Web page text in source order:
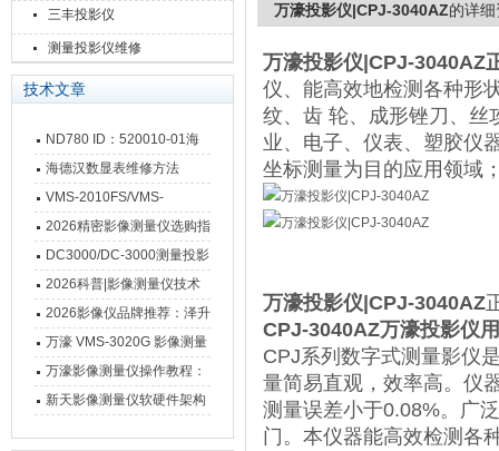
三丰投影仪
测量投影仪维修
技术文章
ND780 ID：520010-01海
德汉数显表故障维修内容
海德汉数显表维修方法
VMS-2010FS/VMS-
3020FS/VMS-4030FS手动
影像测量仪技术参数
2026精密影像测量仪选购指
南 靠谱品牌一站式选型推荐
DC3000/DC-3000测量投影
仪万濠数据处理器数显表故
障维修方法
2026科普|影像测量仪技术
原理、分类及选型应用
2026影像仪品牌推荐：泽升
影像测量仪选型指南
万濠 VMS-3020G 影像测量
仪技术规格与应用解析
万濠影像测量仪操作教程：
从开机到出报告，新手也能
新天影像测量仪软硬件架构
万濠投影仪|CPJ-3040AZ的详
万濠投影仪|CPJ-3040AZ
仪、能高效地检测各种形
纹、齿 轮、成形锉刀、丝
业、电子、仪表、塑胶仪
坐标测量为目的应用领域
万濠投影仪|CPJ-3040AZ
CPJ-3040AZ万濠投影仪
CPJ系列数字式测量影仪
量简易直观，效率高。仪
测量误差小于0.08%。广
门。本仪器能高效检测各